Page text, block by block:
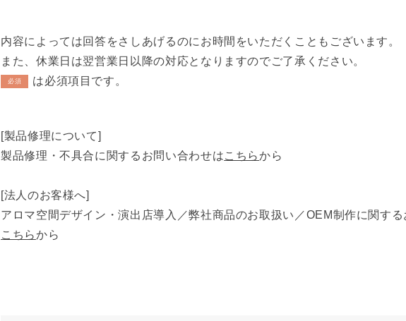
内容によっては回答をさしあげるのにお時間をいただくこともございます。
また、休業日は翌営業日以降の対応となりますのでご了承ください。
必須 は必須項目です。
[製品修理について]
製品修理・不具合に関するお問い合わせはこちらから
[法人のお客様へ]
アロマ空間デザイン・演出店導入／弊社商品のお取扱い／OEM制作に関す
こちらから